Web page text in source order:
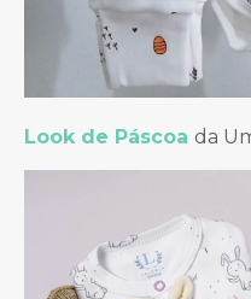
Look de Páscoa da